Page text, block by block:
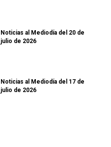
Noticias al Mediodía del 20 de
julio de 2026
Noticias al Mediodía del 17 de
julio de 2026